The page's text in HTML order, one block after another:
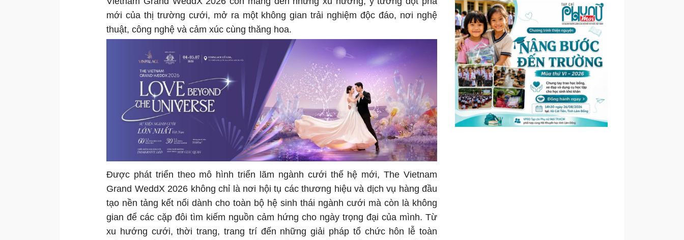
mới của thị trường cưới, mở ra một không gian trải nghiệm độc đáo, nơi nghệ
thuật, công nghệ và cảm xúc cùng thăng hoa.
Được phát triển theo mô hình triển lãm ngành cưới thế hệ mới, The Vietnam
Grand WeddX 2026 không chỉ là nơi hội tụ các thương hiệu và dịch vụ hàng đầu
tạo nền tảng kết nối dành cho toàn bộ hệ sinh thái ngành cưới mà còn là không
gian để các cặp đôi tìm kiếm nguồn cảm hứng cho ngày trọng đại của mình. Từ
xu hướng cưới, thời trang, trang trí đến những giải pháp tổ chức hôn lễ toàn